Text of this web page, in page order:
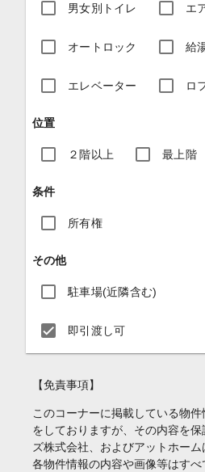
男女別トイレ エ
オートロック 給
エレベーター ロ
位置
２階以上 最上階
条件
所有権
その他
駐車場(近隣含む)
即引渡し可
【免責事項】
このコーナーに掲載している物
をしておりますが、その内容を
ズ株式会社、およびアットホーム
各物件情報の内容や画像等はすべ